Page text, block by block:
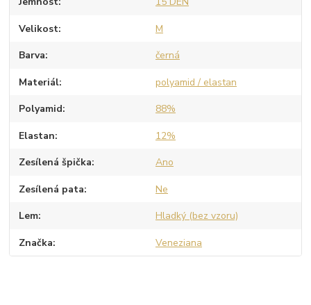
Velikost M
Barva černá
Materiál polyamid / elastan
Polyamid 88%
Elastan 12%
Zesílená špička Ano
Zesílená pata Ne
Lem Hladký (bez vzoru)
Značka Veneziana